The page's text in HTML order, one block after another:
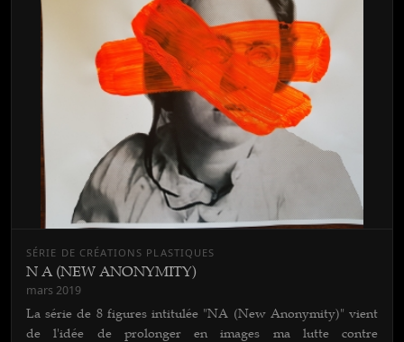
SÉRIE DE CRÉATIONS PLASTIQUES
N A (NEW ANONYMITY)
mars 2019
La série de 8 figures intitulée "NA (New Anonymity)" vient
de l'idée de prolonger en images ma lutte contre